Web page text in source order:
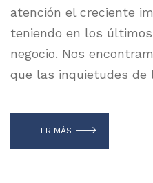
atención el creciente
teniendo en los
negocio. Nos
que las inquietudes
LEER MÁS